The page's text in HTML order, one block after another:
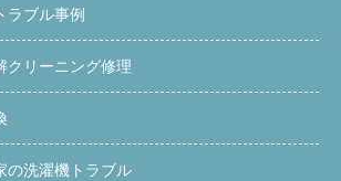
ラブル事例
クリーニング修理
の洗濯機トラブル